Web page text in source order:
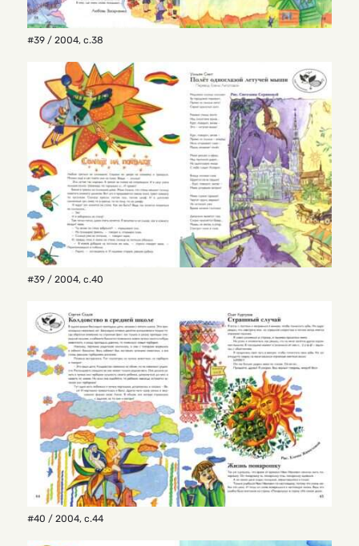
#39 / 2004, с.38
#39 / 2004, с.40
#40 / 2004, с.44